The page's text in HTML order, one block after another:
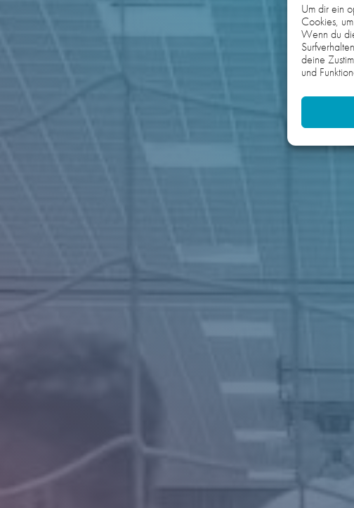
Um dir ein
Cookies,
Wenn du
deine
und